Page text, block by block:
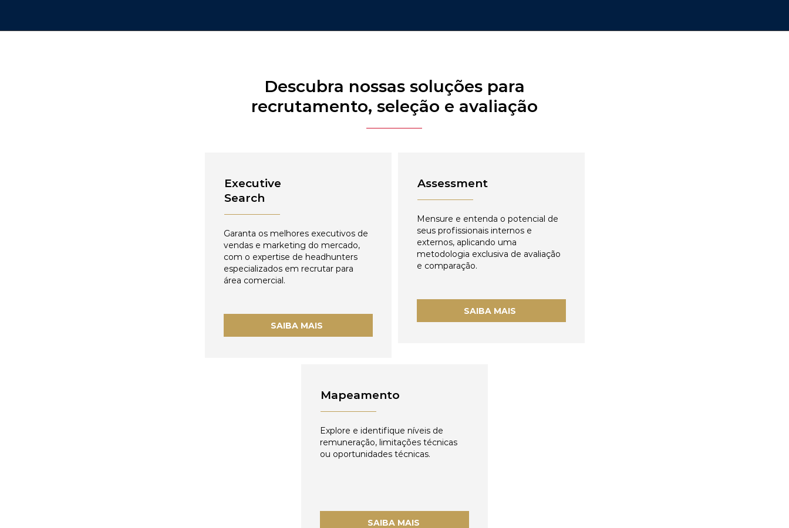
Descubra nossas soluções para
recrutamento, seleção e avaliação
Executive
Search
Garanta os melhores executivos de
vendas e marketing do mercado,
com o expertise de headhunters
especializados em recrutar para
área comercial.
SAIBA MAIS
Assessment
Mensure e entenda o potencial de
seus profissionais internos e
externos, aplicando uma
metodologia exclusiva de avaliação
e comparação.
SAIBA MAIS
Mapeamento
Explore e identifique níveis de
remuneração, limitações técnicas
ou oportunidades técnicas.
SAIBA MAIS